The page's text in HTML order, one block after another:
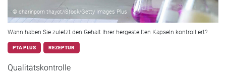
© charinporn thayot/iStock/Getty Images Plus
Wann haben Sie zuletzt den Gehalt Ihrer hergestellten Kapseln kontrolliert?
PTA PLUS REZEPTUR
Qualitätskontrolle